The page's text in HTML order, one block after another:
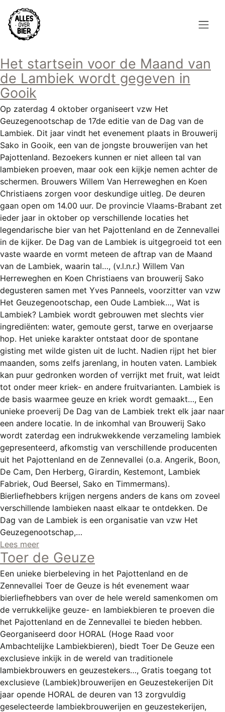
Overslaan
en
naar
gaan
Topmenu
INLOGGEN
REGISTREREN
ADVERTEREN
MELDPUNT
PERS/PUBLICATIES
FACEBOOK
LINKS
Hoofdnavigatie
HOME
BROUWEN
BLOG
AANBOD
AGENDA
CONTACT
Het startsein voor de Maand van
de Lambiek wordt gegeven in
Gooik
Op zaterdag 4 oktober organiseert vzw Het
Geuzegenootschap de 17de editie van de Dag van de
Lambiek. Dit jaar vindt het evenement plaats in Brouwerij
Sako in Gooik, een van de jongste brouwerijen van het
Pajottenland. Bezoekers kunnen er niet alleen tal van
lambieken proeven, maar ook een kijkje nemen achter de
schermen. Brouwers Willem Van Herreweghen en Koen
Christiaens zorgen voor deskundige uitleg. De deuren
gaan open om 14.00 uur. De provincie Vlaams-Brabant zet
ieder jaar in oktober op verschillende locaties het
legendarische bier van het Pajottenland en de Zennevallei
in de kijker. De Dag van de Lambiek is uitgegroeid tot een
vaste waarde en vormt meteen de aftrap van de Maand
van de Lambiek, waarin tal…, (v.l.n.r.) Willem Van
Herreweghen en Koen Christiaens van brouwerij Sako
degusteren samen met Yves Panneels, voorzitter van vzw
Het Geuzegenootschap, een Oude Lambiek…, Wat is
Lambiek? Lambiek wordt gebrouwen met slechts vier
ingrediënten: water, gemoute gerst, tarwe en overjaarse
hop. Het unieke karakter ontstaat door de spontane
gisting met wilde gisten uit de lucht. Nadien rijpt het bier
maanden, soms zelfs jarenlang, in houten vaten. Lambiek
kan puur gedronken worden of verrijkt met fruit, wat leidt
tot onder meer kriek- en andere fruitvarianten. Lambiek is
de basis waarmee geuze en kriek wordt gemaakt…, Een
unieke proeverij De Dag van de Lambiek trekt elk jaar naar
een andere locatie. In de inkomhal van Brouwerij Sako
wordt zaterdag een indrukwekkende verzameling lambiek
gepresenteerd, afkomstig van verschillende producenten
uit het Pajottenland en de Zennevallei (o.a. Angerik, Boon,
De Cam, Den Herberg, Girardin, Kestemont, Lambiek
Fabriek, Oud Beersel, Sako en Timmermans).
Bierliefhebbers krijgen nergens anders de kans om zoveel
verschillende lambieken naast elkaar te ontdekken. De
Dag van de Lambiek is een organisatie van vzw Het
Geuzegenootschap,…
Lees meer
Toer de Geuze
Een unieke bierbeleving in het Pajottenland en de
Zennevallei Toer de Geuze is hét evenement waar
bierliefhebbers van over de hele wereld samenkomen om
de verrukkelijke geuze- en lambiekbieren te proeven die
het Pajottenland en de Zennevallei te bieden hebben.
Georganiseerd door HORAL (Hoge Raad voor
Ambachtelijke Lambiekbieren), biedt Toer De Geuze een
exclusieve inkijk in de wereld van traditionele
lambiekbrouwers en geuzestekers…, Gratis toegang tot
exclusieve (Lambiek)brouwerijen en Geuzestekerijen Dit
jaar opende HORAL de deuren van 13 zorgvuldig
geselecteerde lambiekbrouwerijen en geuzestekerijen,